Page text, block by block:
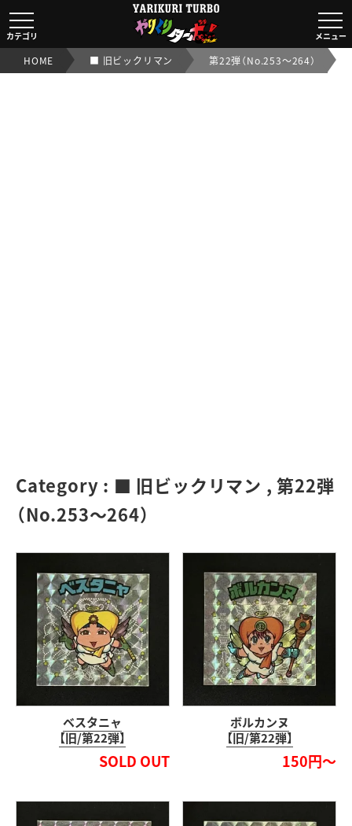
■ 旧ビックリマン第22弾（No.253～264）｜【ビックリマ
カテゴリ メニュー
HOME ■ 旧ビックリマン 第22弾（No.253～264）
Category : ■ 旧ビックリマン ,第22弾
（No.253～264）
ベスタニャ
【旧/第22弾】
SOLD OUT
ボルカンヌ
【旧/第22弾】
150円～